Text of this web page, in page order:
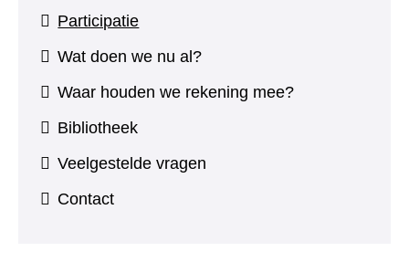
Participatie
Wat doen we nu al?
Waar houden we rekening mee?
Bibliotheek
Veelgestelde vragen
Contact